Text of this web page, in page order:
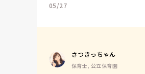
05/27
さつきっちゃん
保育士, 公立保育園